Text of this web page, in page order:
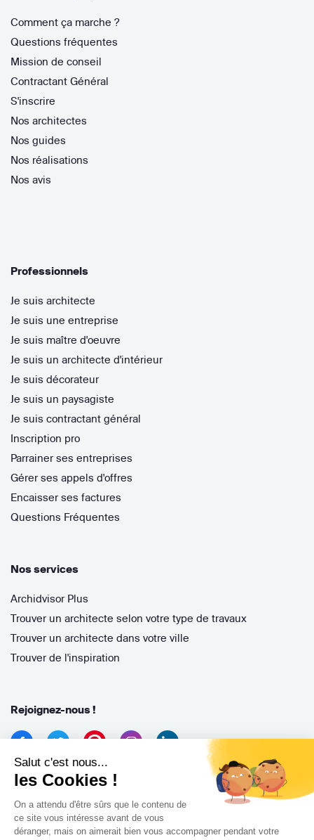
Salut c'est nous...
les Cookies !
On a attendu d'être sûrs que le contenu de
ce site vous intéresse avant de vous
déranger, mais on aimerait bien vous accompagner pendant votre
Comment ça marche ?
Questions fréquentes
Mission de conseil
Contractant Général
S'inscrire
Nos architectes
Nos guides
Nos réalisations
Nos avis
Professionnels
Je suis architecte
Je suis une entreprise
Je suis maître d'oeuvre
Je suis un architecte d'intérieur
Je suis décorateur
Je suis un paysagiste
Je suis contractant général
Inscription pro
Parrainer ses entreprises
Gérer ses appels d'offres
Encaisser ses factures
Questions Fréquentes
Nos services
Archidvisor Plus
Trouver un architecte selon votre type de travaux
Trouver un architecte dans votre ville
Trouver de l'inspiration
Rejoignez-nous !